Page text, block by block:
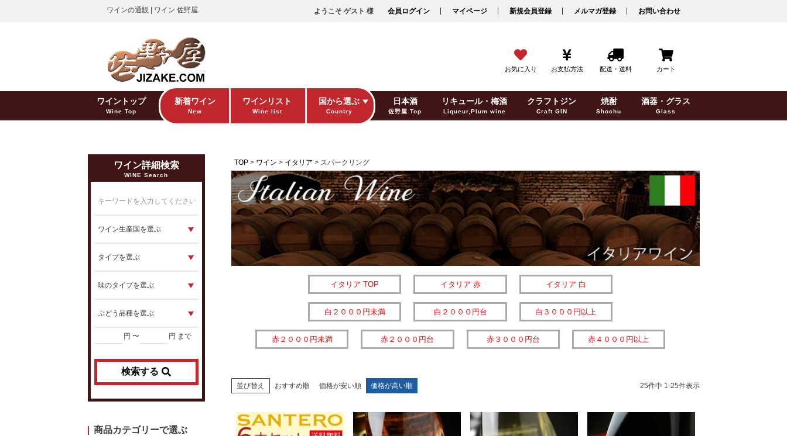
ワインの通販 | ワイン 佐野屋 ようこそ ゲスト 様 会員ログイン マイページ 新規会員登録 メルマガ登録 お問い合わせ
お気に入り お支払方法 配送・送料 カート
ワイントップ
Wine Top
新着ワイン
New
ワインリスト
Wine list
国から選ぶ
Country
日本酒
佐野屋 Top
リキュール・梅酒
Liqueur,Plum wine
クラフトジン
Craft GIN
焼酎
Shochu
酒器・グラス
Glass
ワイン詳細検索
WINE Search
円 〜 円 まで
検索する
商品カテゴリーで選ぶ
TOP ワイン イタリア スパークリング
イタリア TOP イタリア 赤 イタリア 白
白２０００円未満 白２０００円台 白３０００円以上
赤２０００円未満 赤２０００円台 赤３０００円台 赤４０００円以上
並び替え おすすめ順 価格が安い順 価格が高い順 25件中 1-25件表示